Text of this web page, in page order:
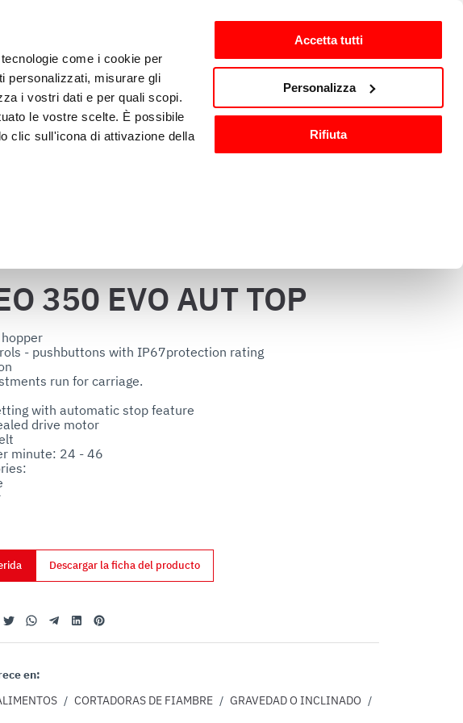
come i cookie per
personalizzati, misurare gli
i vostri dati e per quali scopi.
le vostre scelte. È possibile
clic sull'icona di attivazione della
digitali).
ed annunci, per fornire
in cui l’utente utilizza il nostro
combinarle con altre
Accetta tutti
Personalizza
Rifiuta
Clientes es-ES
Lavado y
desinfección
Equipamiento y accesorios
de cocina
350 EVO AUT TOP
- pushbuttons with IP67protection rating
run for carriage.
with automatic stop feature
drive motor
minute: 24 - 46
Descargar la ficha del producto
TwitterWhatsappTelegramLinkedinPinterest
en:
/ CORTADORAS DE FIAMBRE / GRAVEDAD O INCLINADO /